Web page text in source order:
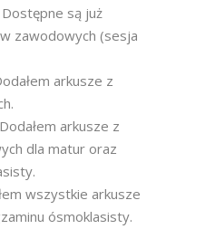
są już
zawodowych (sesja
arkusze z
arkusze z
dla matur oraz
wszystkie arkusze
ósmoklasisty.